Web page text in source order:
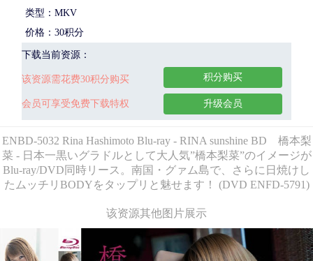
类型：MKV
价格：30积分
下载当前资源：
该资源需花费30积分购买
会员可享受免费下载特权
积分购买
升级会员
ENBD-5032 Rina Hashimoto Blu-ray - RINA sunshine BD 橋本梨
菜 - 日本一黒いグラドルとして大人気”橋本梨菜”のイメージが
Blu-ray/DVD同時リース。南国・グァム島で、さらに日焼けし
たムッチリBODYをタップリと魅せます！ (DVD ENFD-5791)
该资源其他图片展示